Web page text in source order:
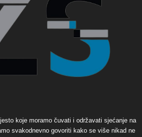
koje moramo čuvati i održavati sjećanje na
svakodnevno govoriti kako se više nikad ne